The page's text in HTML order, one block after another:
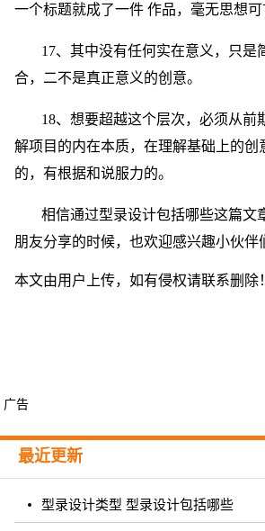
一个标题就成了一件 作品，毫无思想可
17、其中没有任何实在意义，只是
合，二不是真正意义的创意。
18、想要超越这个层次，必须从前
解项目的内在本质，在理解基础上的创
的，有根据和说服力的。
相信通过型录设计包括哪些这篇文
朋友分享的时候，也欢迎感兴趣小伙伴
本文由用户上传，如有侵权请联系删除！
广告
最近更新
型录设计类型 型录设计包括哪些